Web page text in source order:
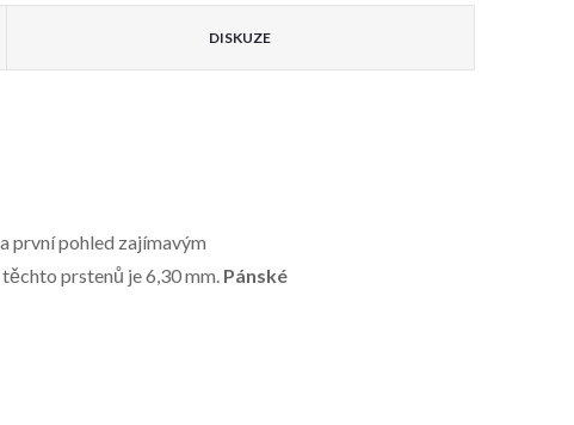
DISKUZE
první pohled zajímavým
prstenů je 6,30 mm. Pánské